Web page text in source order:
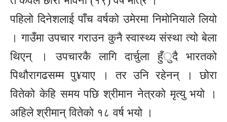
पहिलो दिनेशलाई पाँच वर्षको उमेरमा निमोनियाले लियो
। गाउँमा उपचार गराउन कुनै स्वास्थ्य संस्था त्यो बेला
थिएन् । उपचारकै लागि दार्चुला हुँुदै भारतको
पिथौरागढसम्म पु¥याए । तर उनि रहेनन् । छोरा
वितेको केहि समय पछि श्रीमान नेत्रको मृत्यु भयो ।
अहिले श्रीमान् वितेको १८ वर्ष भयो ।